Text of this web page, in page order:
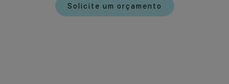
Solicite um orçamento